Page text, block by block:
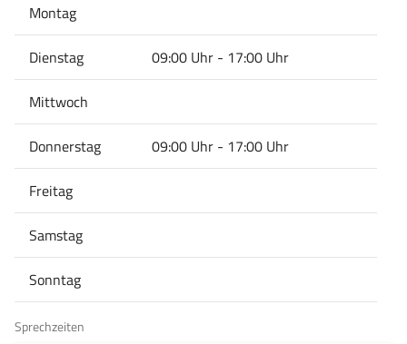
Sprechzeiten
Montag
Dienstag 09:00 Uhr - 17:00 Uhr
Mittwoch
Donnerstag 09:00 Uhr - 17:00 Uhr
Freitag
Samstag
Sonntag